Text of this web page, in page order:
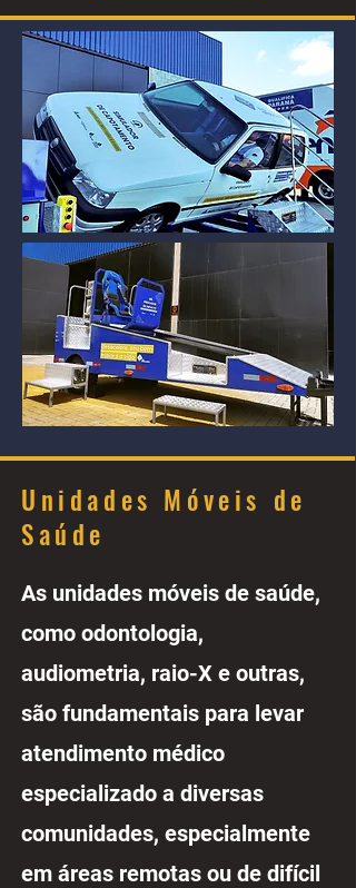
Unidades Móveis de
Saúde
As unidades móveis de saúde,
como odontologia,
audiometria, raio-X e outras,
são fundamentais para levar
atendimento médico
especializado a diversas
comunidades, especialmente
em áreas remotas ou de difícil